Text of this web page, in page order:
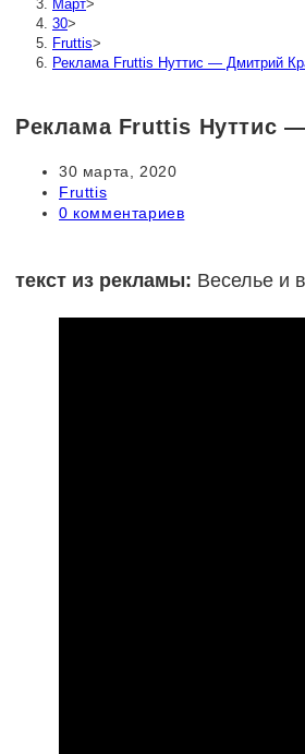
Март>
30>
Fruttis>
Реклама Fruttis Нуттис — Дмитрий
Реклама Fruttis Нуттис
Запись
опубликована:
30 марта, 2020
Рубрика
записи:
Fruttis
Комментарии
0 комментариев
текст из рекламы: Веселье и